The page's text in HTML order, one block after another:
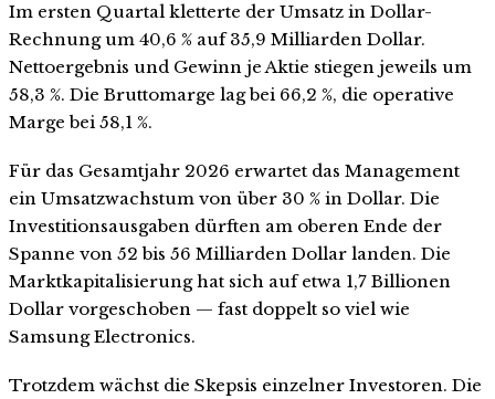
Im ersten Quartal kletterte der Umsatz in Dollar-
Rechnung um 40,6 % auf 35,9 Milliarden Dollar.
Nettoergebnis und Gewinn je Aktie stiegen jeweils um
58,3 %. Die Bruttomarge lag bei 66,2 %, die operative
Marge bei 58,1 %.
Für das Gesamtjahr 2026 erwartet das Management
ein Umsatzwachstum von über 30 % in Dollar. Die
Investitionsausgaben dürften am oberen Ende der
Spanne von 52 bis 56 Milliarden Dollar landen. Die
Marktkapitalisierung hat sich auf etwa 1,7 Billionen
Dollar vorgeschoben — fast doppelt so viel wie
Samsung Electronics.
Trotzdem wächst die Skepsis einzelner Investoren. Die